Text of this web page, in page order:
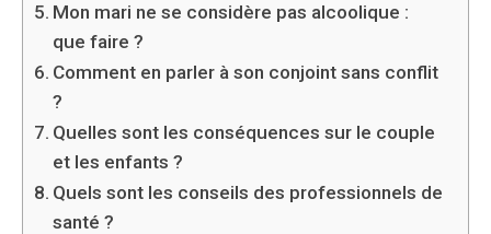
Mon mari ne se considère pas alcoolique :
que faire ?
Comment en parler à son conjoint sans conflit
?
Quelles sont les conséquences sur le couple
et les enfants ?
Quels sont les conseils des professionnels de
santé ?